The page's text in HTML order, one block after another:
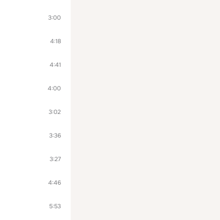
3:00
4:18
4:41
4:00
3:02
3:36
3:27
4:46
5:53